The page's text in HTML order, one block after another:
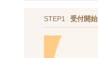
STEP1 受付開始